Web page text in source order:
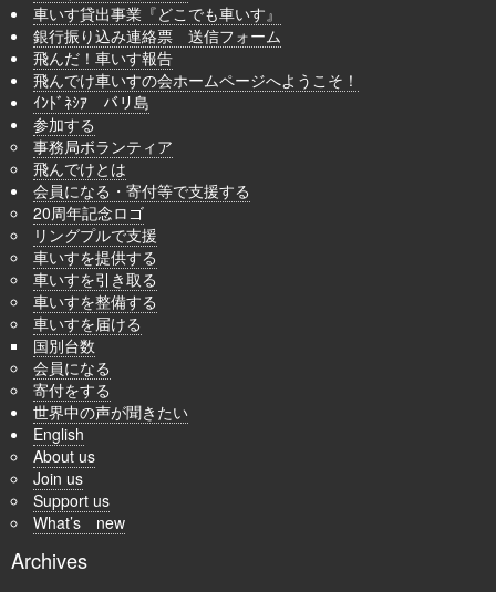
車いす貸出事業『どこでも車いす』
銀行振り込み連絡票 送信フォーム
飛んだ！車いす報告
飛んでけ車いすの会ホームページへようこそ！
ｲﾝﾄﾞﾈｼｱ バリ島
参加する
事務局ボランティア
飛んでけとは
会員になる・寄付等で支援する
20周年記念ロゴ
リングプルで支援
車いすを提供する
車いすを引き取る
車いすを整備する
車いすを届ける
国別台数
会員になる
寄付をする
世界中の声が聞きたい
English
About us
Join us
Support us
What’s new
Archives